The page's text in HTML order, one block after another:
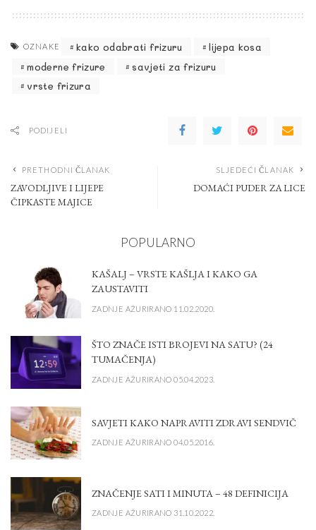
OZNAKE kako odabrati frizuru
lijepa kosa
moderne frizure
savjeti za frizuru
vrste frizura
PODIJELI
PRETHODNI ČLANAK
ZAVODLJIVE I LIJEPE
ČIPKASTE MAJICE
SLJEDEĆI ČLANAK
DOMAĆI PUDER ZA LICE
POPULARNO
KAŠALJ – VRSTE KAŠLJA I KAKO GA
ZAUSTAVITI
ZADNJE AŽURIRANO 11.02.2020.
ŠTO ZNAČE ISTI BROJEVI NA SATU? (24
TUMAČENJA)
ZADNJE AŽURIRANO 05.04.2023.
SAVJETI KAKO NAPRAVITI ZDRAVI SENDVIČ
ZADNJE AŽURIRANO 04.05.2016.
ZNAČENJE SATI I MINUTA – 48 DEFINICIJA
ZADNJE AŽURIRANO 31.10.2022.